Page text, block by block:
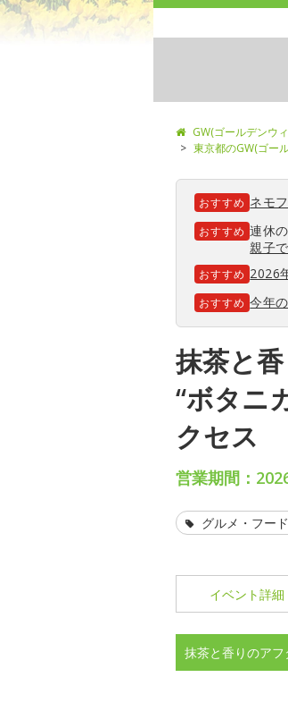
GW(ゴールデンウ
東京都のGW(ゴー
おすすめ ネモ
おすすめ 連休
親子
おすすめ 2026
おすすめ 今年
抹茶と
“ボタニ
クセス
営業期間：
グルメ・フー
イベント詳細
抹茶と香りのアフ